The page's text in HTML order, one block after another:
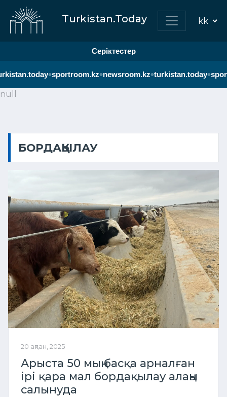
Turkistan.Today
Серіктестер
•sportroom.kz•newsroom.kz•turkistan.today•
null
БОРДАҚЫЛАУ
20 ақпан, 2025
Арыста 50 мың басқа арналған
ірі қара мал бордақылау алаңы
салынуда